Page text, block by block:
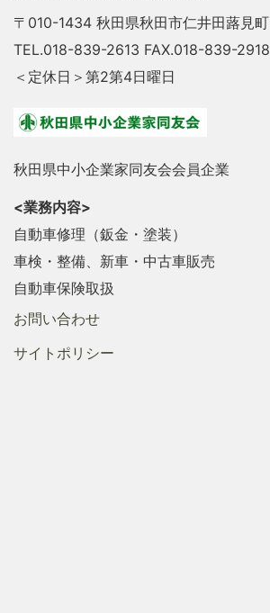
〒010-1434 秋田県秋田市仁井田蕗見
TEL.018-839-2613 FAX.018-839-2918
＜定休日＞第2第4日曜日
秋田県中小企業家同友会会員企業
<業務内容>
自動車修理（鈑金・塗装）
車検・整備、新車・中古車販売
自動車保険取扱
お問い合わせ
サイトポリシー